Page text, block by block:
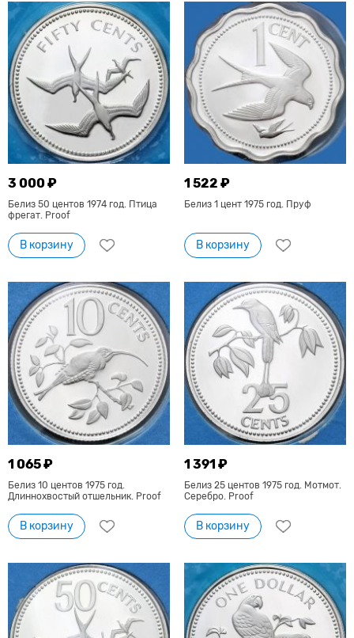
3 000 ₽
Белиз 50 центов 1974 год. Птица
фрегат. Proof
В корзину
1 522 ₽
Белиз 1 цент 1975 год. Пруф
В корзину
1 065 ₽
Белиз 10 центов 1975 год.
Длиннохвостый отшельник. Proof
В корзину
1 391 ₽
Белиз 25 центов 1975 год. Мотмот.
Серебро. Proof
В корзину